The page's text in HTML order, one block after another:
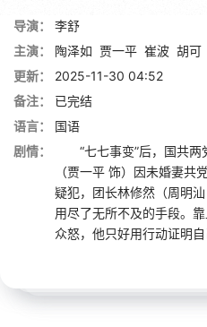
导演：
李舒
主演：
陶泽如 贾一平 崔波 胡可
更新：
2025-11-30 04:52
备注：
已完结
语言：
国语
剧情：
“七七事变”后，国共两
（贾一平 饰）因未婚妻共
疑犯，团长林修然（周明
用尽了无所不及的手段。
众怒，他只好用行动证明